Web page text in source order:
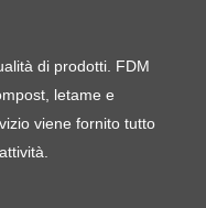
di prodotti. FDM
letame e
viene fornito tutto